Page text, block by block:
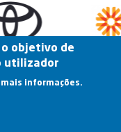
Arquivo
objetivo de
utilizador
mais informações.